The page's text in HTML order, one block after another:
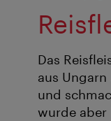
Das
aus
und
wurde aber